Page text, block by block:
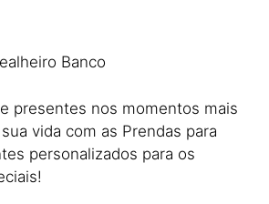
Banco
presentes nos momentos mais
vida com as Prendas para
personalizados para os